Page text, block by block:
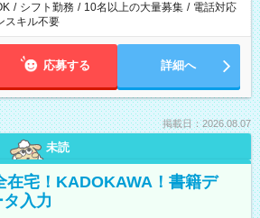
/ シフト勤務 / 10名以上の大量募集 / 電話対応
スキル不要
応募する 詳細へ
掲載日：2026.08.07
未読
在宅！KADOKAWA！書籍デ
入力